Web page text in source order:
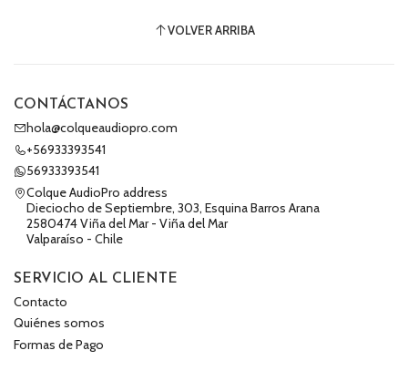
VOLVER ARRIBA
CONTÁCTANOS
hola@colqueaudiopro.com
+56933393541
56933393541
Colque AudioPro address
Dieciocho de Septiembre, 303, Esquina Barros Arana
2580474 Viña del Mar - Viña del Mar
Valparaíso - Chile
SERVICIO AL CLIENTE
Contacto
Quiénes somos
Formas de Pago